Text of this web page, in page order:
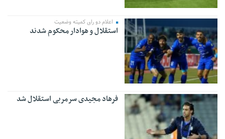
اعلام دو رای کمیته وضعیت
استقلال و هوادار محکوم شدند
فرهاد مجیدی سرمربی استقلال شد